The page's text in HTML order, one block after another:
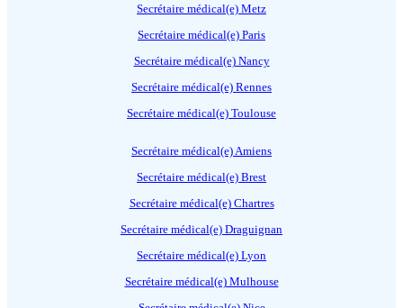
Secrétaire médical(e) Metz
Secrétaire médical(e) Paris
Secrétaire médical(e) Nancy
Secrétaire médical(e) Rennes
Secrétaire médical(e) Toulouse
Secrétaire médical(e) Amiens
Secrétaire médical(e) Brest
Secrétaire médical(e) Chartres
Secrétaire médical(e) Draguignan
Secrétaire médical(e) Lyon
Secrétaire médical(e) Mulhouse